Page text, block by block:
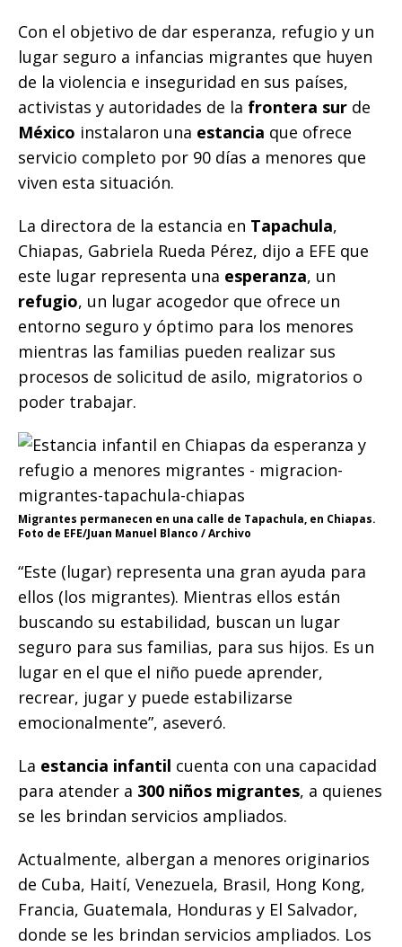
e
b
o
o
k
te
r
l s
A
p
p
y
Li
n
k
e
n
g
e
r
g
ra
m
p
ar
ti
r
Con el objetivo de dar esperanza, refugio y un
lugar seguro a infancias migrantes que huyen
de la violencia e inseguridad en sus países,
activistas y autoridades de la frontera sur de
México instalaron una estancia que ofrece
servicio completo por 90 días a menores que
viven esta situación.
La directora de la estancia en Tapachula,
Chiapas, Gabriela Rueda Pérez, dijo a EFE que
este lugar representa una esperanza, un
refugio, un lugar acogedor que ofrece un
entorno seguro y óptimo para los menores
mientras las familias pueden realizar sus
procesos de solicitud de asilo, migratorios o
poder trabajar.
Migrantes permanecen en una calle de Tapachula, en Chiapas.
Foto de EFE/Juan Manuel Blanco / Archivo
“Este (lugar) representa una gran ayuda para
ellos (los migrantes). Mientras ellos están
buscando su estabilidad, buscan un lugar
seguro para sus familias, para sus hijos. Es un
lugar en el que el niño puede aprender,
recrear, jugar y puede estabilizarse
emocionalmente”, aseveró.
La estancia infantil cuenta con una capacidad
para atender a 300 niños migrantes, a quienes
se les brindan servicios ampliados.
Actualmente, albergan a menores originarios
de Cuba, Haití, Venezuela, Brasil, Hong Kong,
Francia, Guatemala, Honduras y El Salvador,
donde se les brindan servicios ampliados. Los